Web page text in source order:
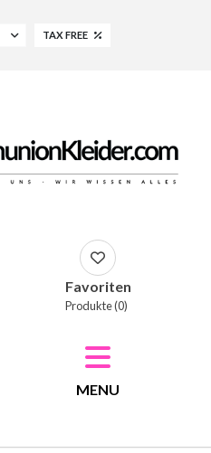
TAX FREE
Favoriten
Produkte (0)
MENU